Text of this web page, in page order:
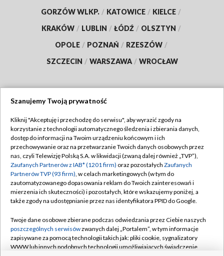
GORZÓW WLKP. / KATOWICE / KIELCE /
KRAKÓW / LUBLIN / ŁÓDŹ / OLSZTYN /
OPOLE / POZNAŃ / RZESZÓW /
SZCZECIN / WARSZAWA / WROCŁAW
TVP
Abonament TVP
Emisja w TVP
Centrum informacji TVP
Naziemna Telewizja Cyfrowa
Rada Programowa
System NOS
Regulamin TVP
Polityka prywatności
Moje zgody
Pomoc
Kontakt
Szanujemy Twoją prywatność
Kliknij "Akceptuję i przechodzę do serwisu", aby wyrazić zgody na
korzystanie z technologii automatycznego śledzenia i zbierania danych,
dostęp do informacji na Twoim urządzeniu końcowym i ich
przechowywanie oraz na przetwarzanie Twoich danych osobowych przez
nas, czyli Telewizję Polską S.A. w likwidacji (zwaną dalej również „TVP”),
Zaufanych Partnerów z IAB* (1201 firm) oraz pozostałych Zaufanych
Partnerów TVP (93 firm), w celach marketingowych (w tym do
zautomatyzowanego dopasowania reklam do Twoich zainteresowań i
mierzenia ich skuteczności) i pozostałych, które wskazujemy poniżej, a
także zgody na udostępnianie przez nas identyfikatora PPID do Google.
Twoje dane osobowe zbierane podczas odwiedzania przez Ciebie naszych
poszczególnych serwisówzwanych dalej „Portalem”, w tym informacje
zapisywane za pomocą technologii takich jak: pliki cookie, sygnalizatory
WWW lub innych podobnych technologii umożliwiających świadczenie